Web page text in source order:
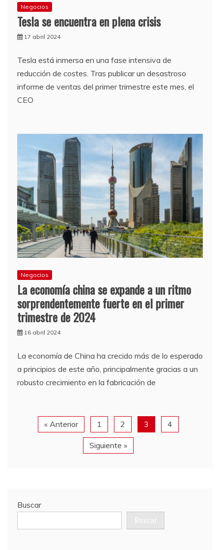
Negocios
Tesla se encuentra en plena crisis
17 abril 2024
Tesla está inmersa en una fase intensiva de
reducción de costes. Tras publicar un desastroso
informe de ventas del primer trimestre este mes, el
CEO
Negocios
La economía china se expande a un ritmo
sorprendentemente fuerte en el primer
trimestre de 2024
16 abril 2024
La economía de China ha crecido más de lo esperado
a principios de este año, principalmente gracias a un
robusto crecimiento en la fabricación de
« Anterior 1 2 3 4
Siguiente »
Buscar
Buscar